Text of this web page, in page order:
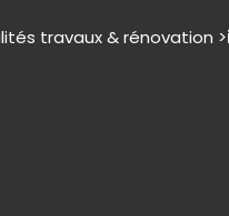
travaux & rénovation >